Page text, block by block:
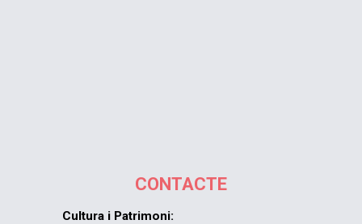
CONTACTE
Cultura i Patrimoni: